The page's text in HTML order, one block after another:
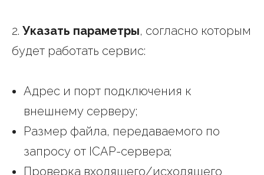
2. Указать параметры, согласно которым
будет работать сервис:
Адрес и порт подключения к
внешнему серверу;
Размер файла, передаваемого по
запросу от ICAP-сервера;
Проверка входящего/исходящего